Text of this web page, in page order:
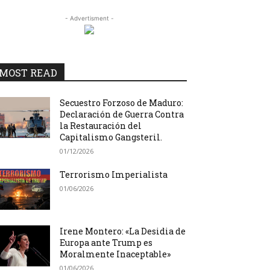
- Advertisment -
READ
Secuestro Forzoso de Maduro:
Declaración de Guerra Contra
la Restauración del
Capitalismo Gangsteril.
01/12/2026
Terrorismo Imperialista
01/06/2026
Irene Montero: «La Desidia de
Europa ante Trump es
Moralmente Inaceptable»
01/06/2026